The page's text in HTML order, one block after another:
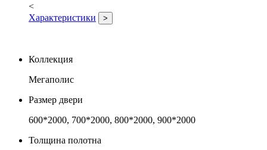
<
Характеристики
>
Коллекция
Мегаполис
Размер двери
600*2000, 700*2000, 800*2000, 900*2000
Толщина полотна